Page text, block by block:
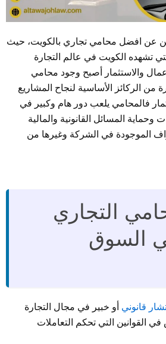
عن افضل محامي تجاري بالكويت، حيث
تشهده الكويت في عالم التجارة
والاستثمار أصبح وجود محامي
الركائز الأساسية لنجاح المشاريع
فالمحامي يلعب دور هام وكبير في
المسائل القانونية والمالية
الموجودة في الشركة وغيرها من
التجاري
السوق
قانوني أو خبير في مجال التجارة
القوانين التي تحكم التعاملات